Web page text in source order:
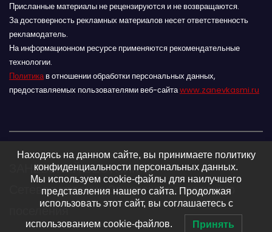
Присланные материалы не рецензируются и не возвращаются.
За достоверность рекламных материалов несет ответственность
рекламодатель.
На информационном ресурсе применяются рекомендательные
технологии.
Политикав отношении обработки персональных данных,
предоставляемых пользователями веб-сайтаwww.zanevkasmi.ru
ЗАНЕВСКИЙ ВЕСТНИК 16+
Сетевое издание Заневского городского
поселения
Находясь на данном сайте, вы принимаете политику
конфиденциальности персональных данных.
Мы используем cookie-файлы для наилучшего
представления нашего сайта. Продолжая
использовать этот сайт, вы соглашаетесь с
использованием cookie-файлов. Принять